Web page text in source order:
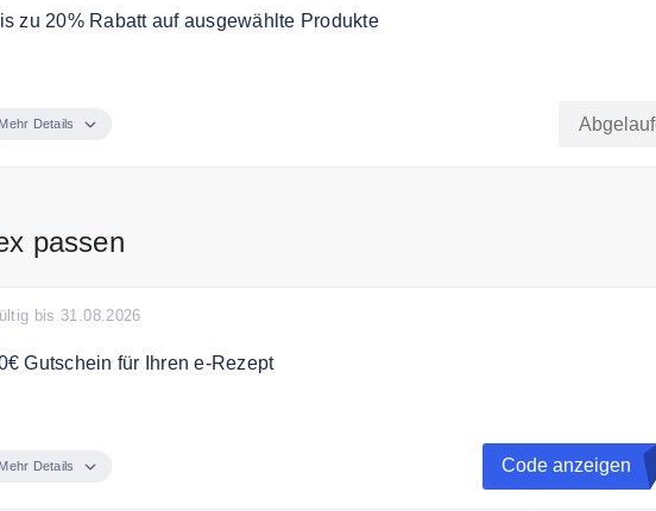
zu 20% Rabatt auf ausgewählte Produkte
Mehr Details
passen
bis 31.08.2026
Gutschein für Ihren e-Rezept
Mehr Details Code anzeigen